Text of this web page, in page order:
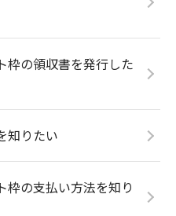
枠の領収書を発行した
知りたい
枠の支払い方法を知り